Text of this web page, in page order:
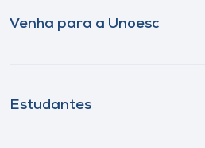
Venha para a Unoesc
Estudantes